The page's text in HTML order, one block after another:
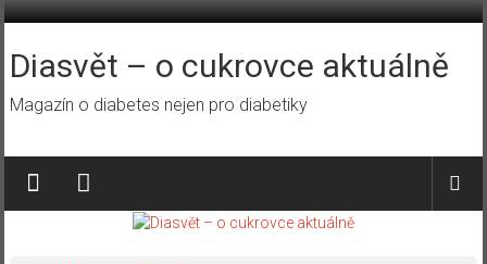
Přeskočit
obsah
Diasvět – o cukrovce aktuálně
Magazín o diabetes nejen pro diabetiky